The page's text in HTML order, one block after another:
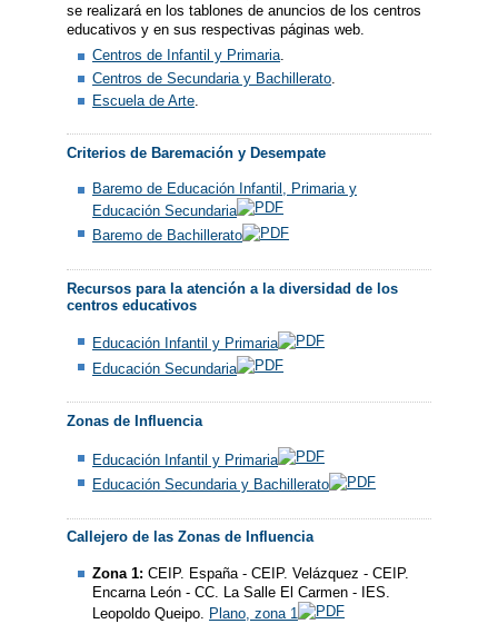
se realizará en los tablones de anuncios de los centros
educativos y en sus respectivas páginas web.
Centros de Infantil y Primaria.
Centros de Secundaria y Bachillerato
Escuela de Arte
Criterios de Baremación y Desempate
Baremo de Educación Infantil, Primaria y
Educación Secundaria
Baremo de Bachillerato
Recursos para la atención a la diversidad de los
centros educativos
Educación Infantil y Primaria
Educación Secundaria
Zonas de Influencia
Educación Infantil y Primaria
Educación Secundaria y Bachillerato
Callejero de las Zonas de Influencia
Zona 1: CEIP. España - CEIP. Velázquez - CEIP.
Encarna León - CC. La Salle El Carmen - IES.
Leopoldo Queipo. Plano, zona 1